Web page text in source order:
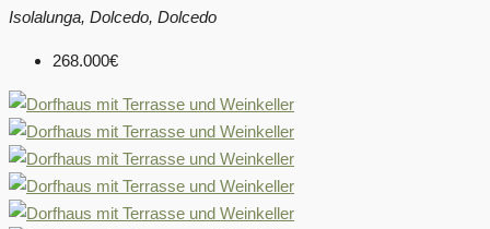
Isolalunga, Dolcedo, Dolcedo
268.000€